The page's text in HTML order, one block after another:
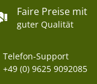
Faire Preise mit
guter Qualität
Telefon-Support
+49 (0) 9625 9092085